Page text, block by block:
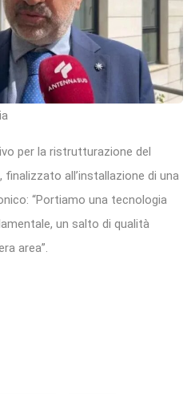
per la ristrutturazione del
finalizzato all’installazione di una
“Portiamo una tecnologia
un salto di qualità
area”.